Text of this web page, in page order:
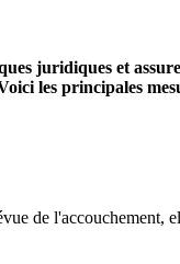
juridiques et
les principales
de l'accouchement,